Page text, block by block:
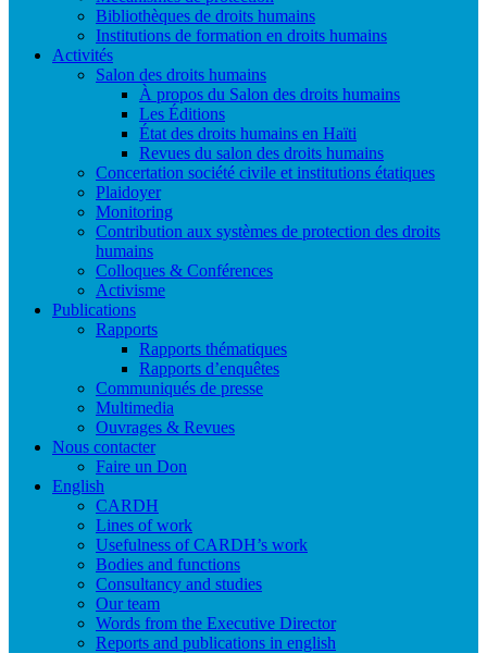
Bibliothèques de droits humains
Institutions de formation en droits humains
Activités
Salon des droits humains
À propos du Salon des droits humains
Les Éditions
État des droits humains en Haïti
Revues du salon des droits humains
Concertation société civile et institutions étatiques
Plaidoyer
Monitoring
Contribution aux systèmes de protection des droits
humains
Colloques & Conférences
Activisme
Publications
Rapports
Rapports thématiques
Rapports d’enquêtes
Communiqués de presse
Multimedia
Ouvrages & Revues
Nous contacter
Faire un Don
English
CARDH
Lines of work
Usefulness of CARDH’s work
Bodies and functions
Consultancy and studies
Our team
Words from the Executive Director
Reports and publications in english